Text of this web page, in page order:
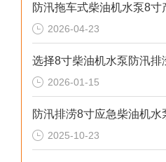
防汛拖车式柴油机水泵8寸
2026-04-23
选择8寸柴油机水泵防汛排
2026-01-15
2025-10-23